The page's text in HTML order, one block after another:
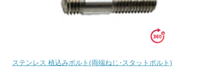
ステンレス 植込みボルト(両端ねじ･スタットボルト)